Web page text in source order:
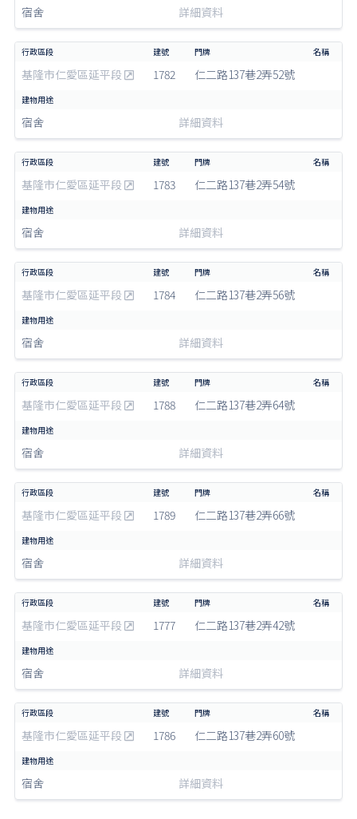
宿舍 詳細資料
基隆市仁愛區延平段 1782 仁二路137巷2弄52號
宿舍 詳細資料
基隆市仁愛區延平段 1783 仁二路137巷2弄54號
宿舍 詳細資料
基隆市仁愛區延平段 1784 仁二路137巷2弄56號
宿舍 詳細資料
基隆市仁愛區延平段 1788 仁二路137巷2弄64號
宿舍 詳細資料
基隆市仁愛區延平段 1789 仁二路137巷2弄66號
宿舍 詳細資料
基隆市仁愛區延平段 1777 仁二路137巷2弄42號
宿舍 詳細資料
基隆市仁愛區延平段 1786 仁二路137巷2弄60號
宿舍 詳細資料